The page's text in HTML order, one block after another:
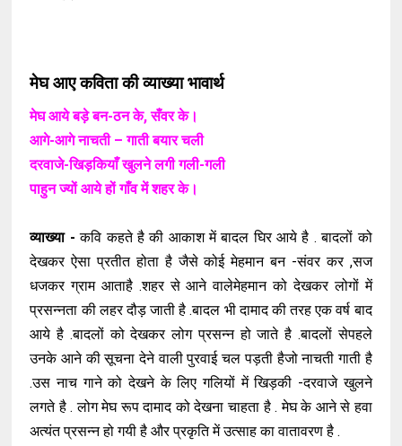
मेघ आए कविता की व्याख्या भावार्थ
मेघ आये बड़े बन-ठन के, सँवर के।
आगे-आगे नाचती – गाती बयार चली
दरवाजे-खिड़कियाँ खुलने लगी गली-गली
पाहुन ज्यों आये हों गाँव में शहर के।
व्याख्या - कवि कहते है की आकाश में बादल घिर आये है . बादलों को
देखकर ऐसा प्रतीत होता है जैसे कोई मेहमान बन -संवर कर ,सज
धजकर ग्राम आताहै .शहर से आने वालेमेहमान को देखकर लोगों में
प्रसन्नता की लहर दौड़ जाती है .बादल भी दामाद की तरह एक वर्ष बाद
आये है .बादलों को देखकर लोग प्रसन्न हो जाते है .बादलों सेपहले
उनके आने की सूचना देने वाली पुरवाई चल पड़ती हैजो नाचती गाती है
.उस नाच गाने को देखने के लिए गलियों में खिड़की -दरवाजे खुलने
लगते है . लोग मेघ रूप दामाद को देखना चाहता है . मेघ के आने से हवा
अत्यंत प्रसन्न हो गयी है और प्रकृति में उत्साह का वातावरण है .